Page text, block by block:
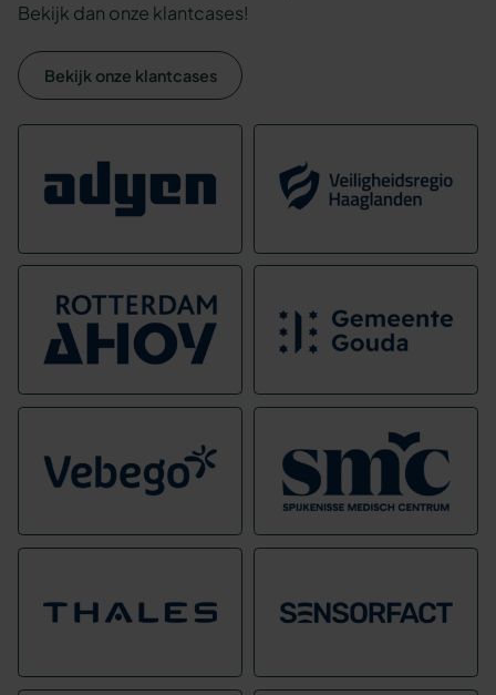
Bekijk dan onze klantcases!
Bekijk onze klantcases